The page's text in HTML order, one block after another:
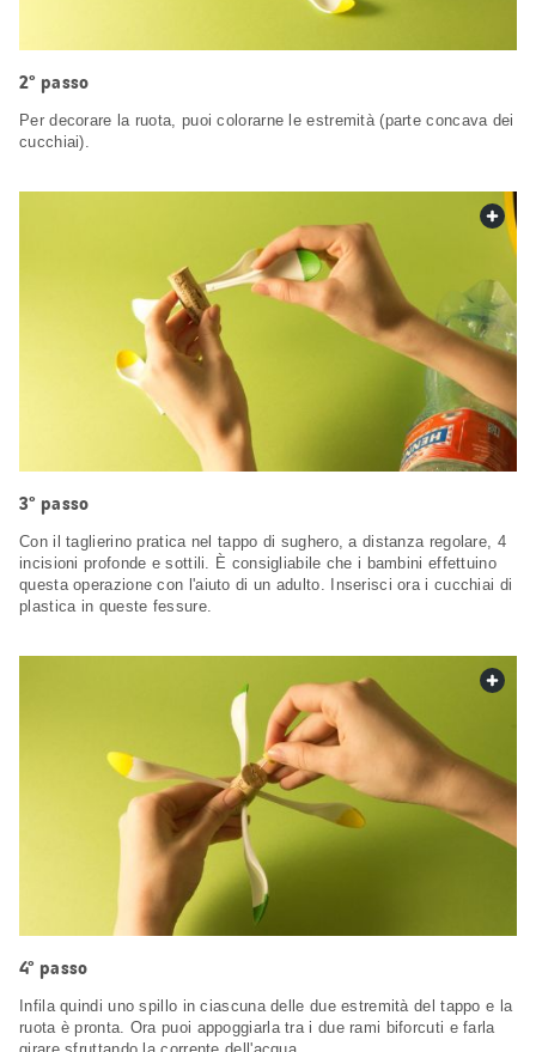
2° passo
Per decorare la ruota, puoi colorarne le estremità (parte concava dei
cucchiai).
3° passo
Con il taglierino pratica nel tappo di sughero, a distanza regolare, 4
incisioni profonde e sottili. È consigliabile che i bambini effettuino
questa operazione con l'aiuto di un adulto. Inserisci ora i cucchiai di
plastica in queste fessure.
4° passo
Infila quindi uno spillo in ciascuna delle due estremità del tappo e la
ruota è pronta. Ora puoi appoggiarla tra i due rami biforcuti e farla